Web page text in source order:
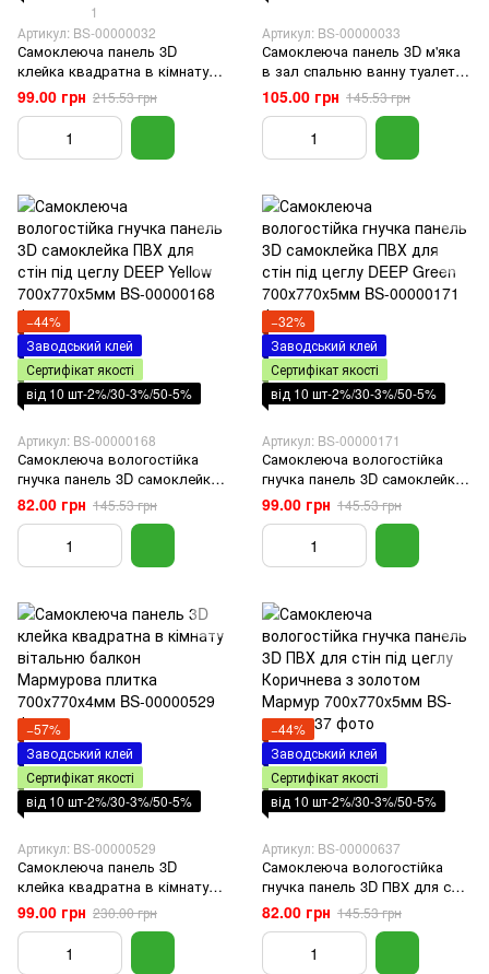
1
Артикул: BS-00000032
Самоклеюча панель 3D
клейка квадратна в кімнату
вітальню балкон під цеглу
Бежевий мармур 700x770x5мм
99.00 грн 215.53 грн
Артикул: BS-00000033
Самоклеюча панель 3D м'яка
в зал спальню ванну туалет
балкон під цеглу Блакитний
мармур 700x770x5мм
105.00 грн 145.53 грн
−44%
Заводський клей
Сертифікат якості
від 10 шт-2%/30-3%/50-5%
Артикул: BS-00000168
Самоклеюча вологостійка
гнучка панель 3D самоклейка
ПВХ для стін під цеглу DEEP
Yellow 700х770х5мм
82.00 грн 145.53 грн
−32%
Заводський клей
Сертифікат якості
від 10 шт-2%/30-3%/50-5%
Артикул: BS-00000171
Самоклеюча вологостійка
гнучка панель 3D самоклейка
ПВХ для стін під цеглу DEEP
Green 700х770х5мм
99.00 грн 145.53 грн
−57%
Заводський клей
Сертифікат якості
від 10 шт-2%/30-3%/50-5%
Артикул: BS-00000529
Самоклеюча панель 3D
клейка квадратна в кімнату
вітальню балкон Мармурова
плитка 700х770х4мм
99.00 грн 230.00 грн
−44%
Заводський клей
Сертифікат якості
від 10 шт-2%/30-3%/50-5%
Артикул: BS-00000637
Самоклеюча вологостійка
гнучка панель 3D ПВХ для стін
під цеглу Коричнева з
золотом Мармур
700x770x5мм
82.00 грн 145.53 грн